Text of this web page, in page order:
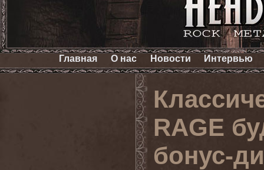
Главная О нас Новости Интервью
RAGE
бонус-